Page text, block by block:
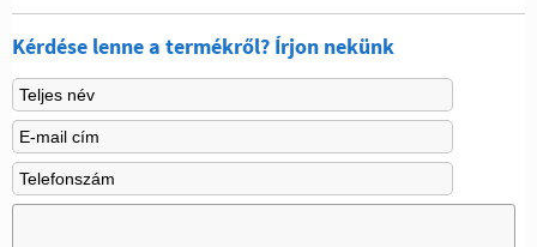
Kérdése lenne a termékről? Írjon nekünk